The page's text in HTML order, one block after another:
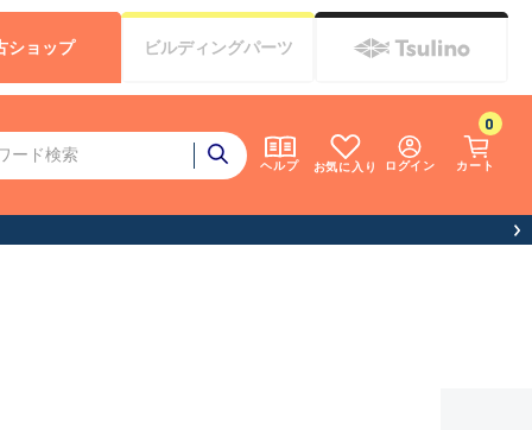
ヘルプ お気に入り ログイン カート
0
ショップ ビルディングパーツ